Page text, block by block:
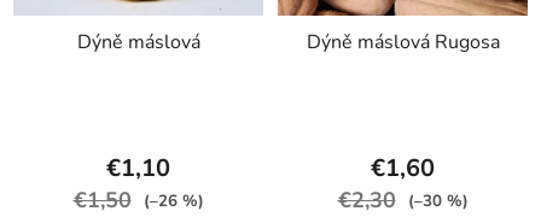
Dýně máslová
€1,10
€1,50 (–26 %)
Dýně máslová Rugosa
€1,60
€2,30 (–30 %)